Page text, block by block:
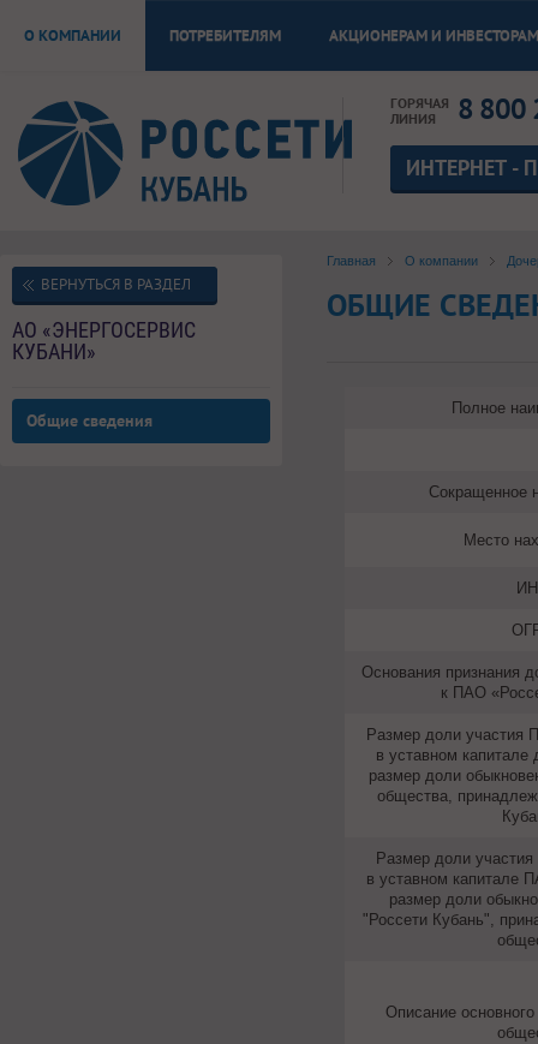
О КОМПАНИИ ПОТРЕБИТЕЛЯМ АКЦИОНЕРАМ И ИНВЕСТОРАМ
ГОРЯЧАЯ
ЛИНИЯ
8 800
ИНТЕРНЕТ -
Главная О компании
ОБЩИЕ
Полное
Сокращенное
Место
Основания признания
к ПАО
Размер доли участия
в уставном капитале
размер доли
общества,
Размер доли
в уставном капитале
размер доли
"Россети Кубань",
Описание
ВЕРНУТЬСЯ В РАЗДЕЛ
АО «ЭНЕРГОСЕРВИС
КУБАНИ»
Общие сведения